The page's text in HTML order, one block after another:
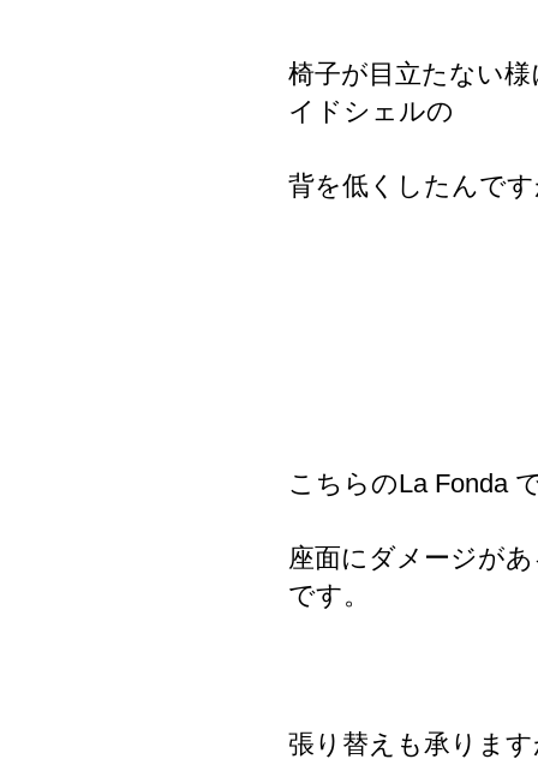
椅子が目立たない
イドシェルの
背を低くしたんで
こちらのLa Fonda
座面にダメージが
です。
張り替えも承りま